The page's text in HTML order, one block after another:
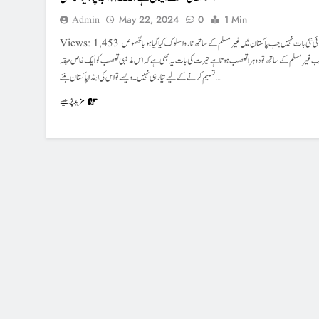
Admin May 22, 2024 0 1 Min
Views: 1,453 یہ کوئی نئی بات نہیں جب پاکستان میں غیر مسلم کے ساتھ ناروا سلوک کیا گیا ہو بالخصوص
غیرمسلم کے ساتھ تو دوہرا تعصب ہوتا ہے حیرت کی بات یہ بھی ہے کہ اس مذہبی تعصب کو ایک خاص طبقہ
تسلیم کرنے کے لیے تیارہی نہیں۔ویسے تو اس کی ابتدا پاکستان بننے…
مزید پڑھیے